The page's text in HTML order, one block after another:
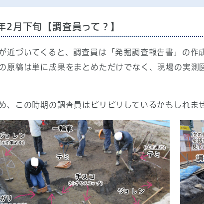
2月下旬【調査員って？】
近づいてくると、調査員は「発掘調査報告書」の作
原稿は単に成果をまとめただけでなく、現場の実
、この時期の調査員はピリピリしているかもしれま